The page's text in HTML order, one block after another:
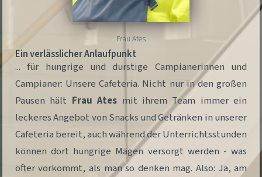
Frau Ates
Ein verlässlicher Anlaufpunkt
... für hungrige und durstige Campi­anerinnen und
Campianer: Unsere Cafeteria. Nicht nur in den großen
Pausen hält Frau Ates mit ihrem Team immer ein
leckeres Angebot von Snacks und Getränken in unserer
Cafeteria bereit, auch während der Unterrichtsstunden
können dort hungrige Mägen versorgt werden - was
öfter vorkommt, als man so denken mag. Also: Ja, am